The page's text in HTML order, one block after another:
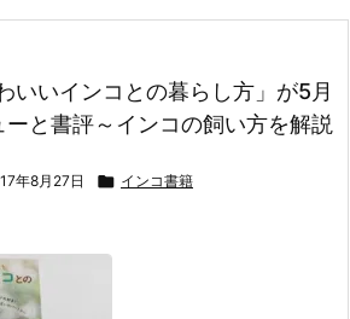
いいインコとの暮らし方」が5月
と書評～インコの飼い方を解説
年8月27日  インコ書籍